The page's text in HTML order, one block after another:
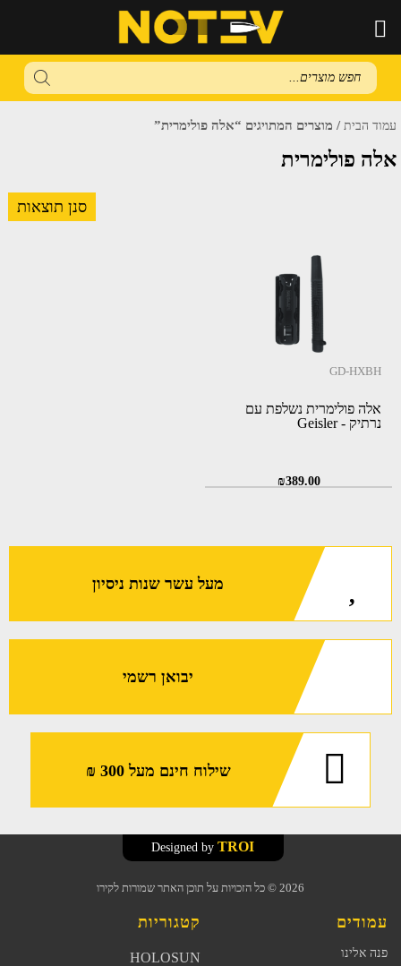
Products
search
עמוד הבית / מוצרים המתויגים “אלה פולימרית”
אלה פולימרית
סנן תוצאות
GD-HXBH
אלה פולימרית נשלפת עם
נרתיק - Geisler
₪389.00
מעל עשר שנות ניסיון
יבואן רשמי
שילוח חינם מעל 300 ₪
2026 © כל הזכויות על תוכן האתר שמורות לקירו
TROI
עמודים
פנה אלינו
קטגוריות
HOLOSUN